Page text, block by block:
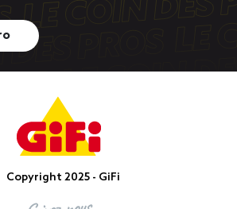
Copyright 2025 - GiFi